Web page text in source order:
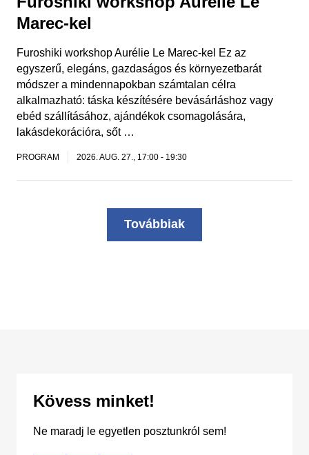
Marec-kel
Furoshiki workshop Aurélie Le Marec-kel Ez az
egyszerű, elegáns, gazdaságos és környezetbarát
módszer a mindennapokban számtalan célra
alkalmazható: táska készítésére bevásárláshoz vagy
ebéd szállításához, ajándékok csomagolására,
lakásdekorációra, sőt …
PROGRAM 2026. AUG. 27., 17:00 - 19:30
Továbbiak
Kövess minket!
Ne maradj le egyetlen posztunkról sem!